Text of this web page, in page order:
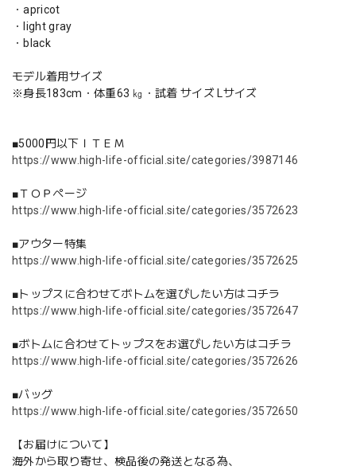
・apricot
・light gray
・black
モデル着用サイズ
※身長183cm・体重63 ㎏・試着 サイズ Lサイズ
■5000円以下ＩＴＥＭ
https://www.high-life-official.site/categories/3987146
■ＴＯＰページ
https://www.high-life-official.site/categories/3572623
■アウター特集
https://www.high-life-official.site/categories/3572625
■トップスに合わせてボトムを選びしたい方はコチラ
https://www.high-life-official.site/categories/3572647
■ボトムに合わせてトップスをお選びしたい方はコチラ
https://www.high-life-official.site/categories/3572626
■バッグ
https://www.high-life-official.site/categories/3572650
【お届けについて】
海外から取り寄せ、検品後の発送となる為、